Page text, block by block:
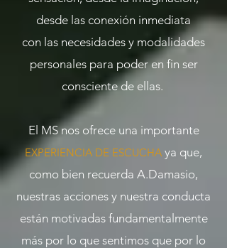
desde las conexión inmediata
con las necesidades y modalidades
personales para poder en fin ser
consciente de ellas.
El MS nos ofrece una importante
EXPERIENCIA DE ESCUCHA ya que,
como bien recuerda A.Damasio,
nuestras acciones y nuestra conducta
están motivadas fundamentalmente
más por lo que sentimos que por lo